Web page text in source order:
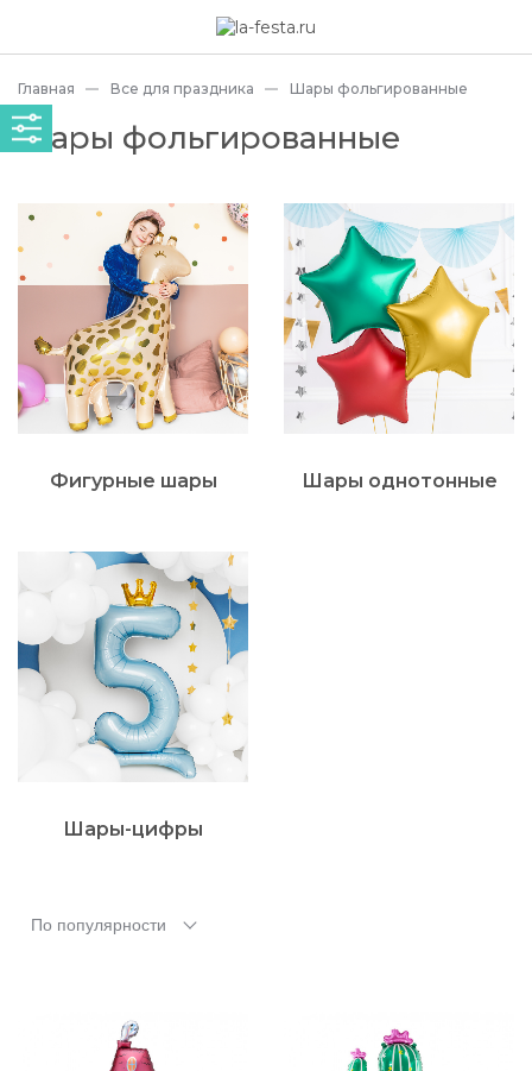
Главная Все для праздника Шары фольгированные
Шары фольгированные
Фигурные шары Шары однотонные
Шары-цифры
По популярности